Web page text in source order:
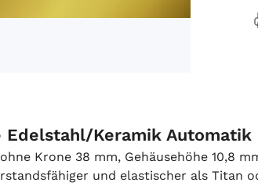
Keramik Automatik
Krone 38 mm, Gehäusehöhe 10,8
und elastischer als Titan